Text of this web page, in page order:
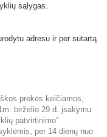
sąlygas.
adresu ir per sutartą
prekės keičiamos,
birželio 29 d. įsakymu
patvirtinimo”
per 14 dienų nuo